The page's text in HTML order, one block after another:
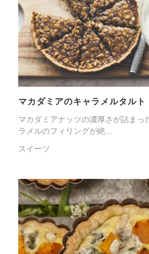
マカダミアのキャラメルタルト
マカダミアナッツの濃厚さが詰まっ
ラメルのフィリングが絶...
スイーツ